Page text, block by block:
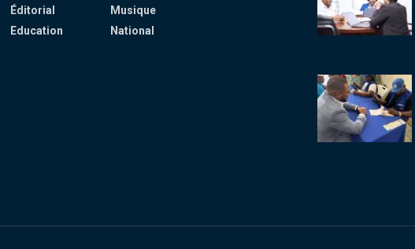
Éditorial
Education
Musique
National